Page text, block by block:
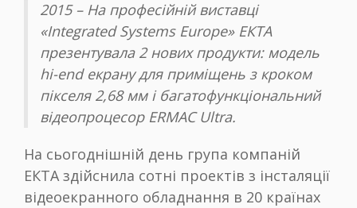
2015 – На професійній виставці
«Integrated Systems Europe» ЕКТА
презентувала 2 нових продукти: модель
hi-end екрану для приміщень з кроком
пікселя 2,68 мм і багатофункціональний
відеопроцесор ERMAC Ultra.
На сьогоднішній день група компаній
ЕКТА здійснила сотні проектів з інсталяції
відеоекранного обладнання в 20 країнах